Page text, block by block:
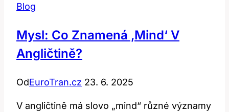
Blog
Mysl: Co Znamená ‚mind‘ V
Angličtině?
OdEuroTran.cz 23. 6. 2025
V angličtině má slovo „mind“ různé významy